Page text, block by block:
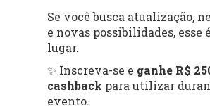
Se você busca atualização,
e novas possibilidades, esse
lugar.
✨ Inscreva-se e ganhe R$
cashback para utilizar
evento.